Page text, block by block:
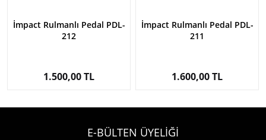
İmpact Rulmanlı Pedal PDL-
212
1.500,00 TL
İmpact Rulmanlı Pedal PDL-
211
1.600,00 TL
E-BÜLTEN ÜYELİĞİ